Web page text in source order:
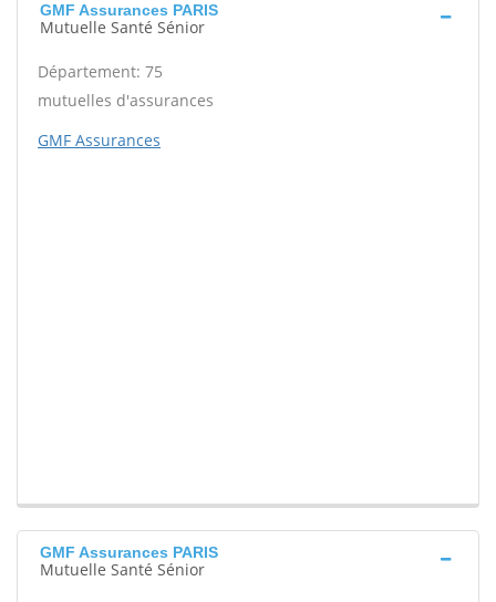
GMF Assurances PARIS
Mutuelle Santé Sénior
Département: 75
mutuelles d'assurances
GMF Assurances
GMF Assurances PARIS
Mutuelle Santé Sénior